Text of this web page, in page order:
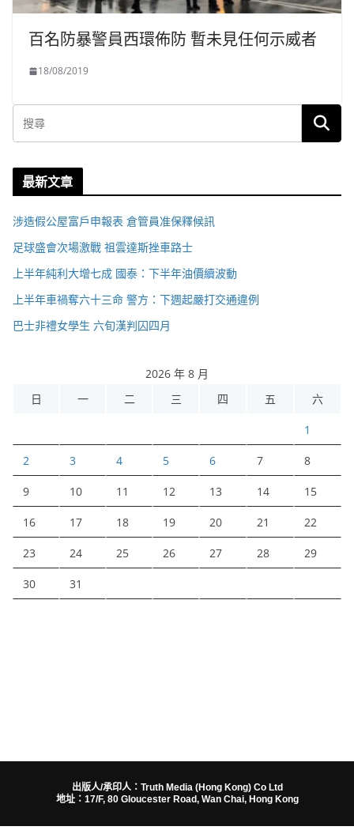
百名防暴警員西環佈防 暫未見任何示威者
18/08/2019
最新文章
涉造假公屋富戶申報表 倉管員准保釋候訊
足球盛會次場激戰 祖雲達斯挫車路士
上半年純利大增七成 國泰：下半年油價續波動
上半年車禍奪六十三命 警方：下週起嚴打交通違例
巴士非禮女學生 六旬漢判囚四月
2026 年 8 月
日
一 二 三 四 五 六
1
2 3 4 5 6 7 8
9 10 11 12 13 14 15
16 17 18 19 20 21 22
23 24 25 26 27 28 29
30 31
出版人/承印人：Truth Media (Hong Kong) Co Ltd
地址：17/F, 80 Gloucester Road, Wan Chai, Hong Kong